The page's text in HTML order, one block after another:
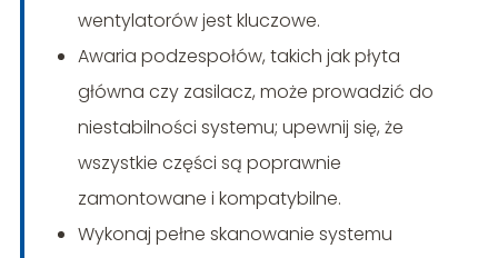
wentylatorów jest kluczowe.
Awaria podzespołów, takich jak płyta
główna czy zasilacz, może prowadzić do
niestabilności systemu; upewnij się, że
wszystkie części są poprawnie
zamontowane i kompatybilne.
Wykonaj pełne skanowanie systemu